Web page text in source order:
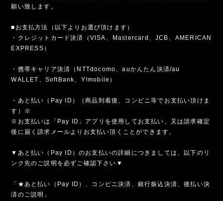
願い致します。
■お支払方法（以下よりお選び頂けます）
・クレジットカード決済（VISA、Mastercard、JCB、AMERICAN
EXPRESS）
・携帯キャリア決済（NTTdocomo、auかんたん決済/au
WALLET、SoftBank、Y!mobile）
・あと払い（Pay ID）（商品到着後、コンビニ等でお支払い頂けま
す）※
※お支払いは「Pay ID」アプリを使用してお支払い、又は請求確定
後に届く請求メールよりお支払い頂くことができます。
▼あと払い（Pay ID）のお支払いの詳細につきましては、以下のリ
ンク先のご説明を必ずご確認下さい▼
「★あと払い（Pay ID）、コンビニ決済、銀行振込決済、後払い決
済のご説明」